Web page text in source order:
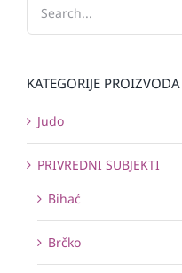
KATEGORIJE PROIZVODA
Judo
PRIVREDNI SUBJEKTI
Bihać
Brčko